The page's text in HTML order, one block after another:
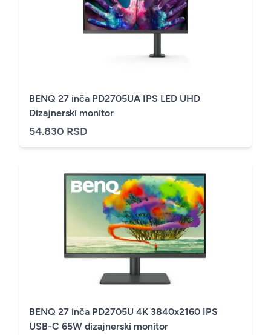
BENQ 27 inča PD2705UA IPS LED UHD
Dizajnerski monitor
54.830 RSD
BENQ 27 inča PD2705U 4K 3840x2160 IPS
USB-C 65W dizajnerski monitor